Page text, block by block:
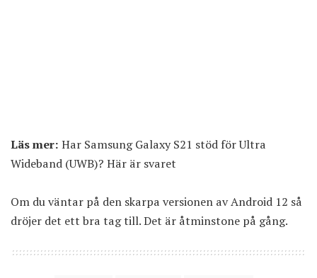
Läs mer: Har Samsung Galaxy S21 stöd för Ultra
Wideband (UWB)? Här är svaret
Om du väntar på den skarpa versionen av Android 12 så
dröjer det ett bra tag till. Det är åtminstone på gång.